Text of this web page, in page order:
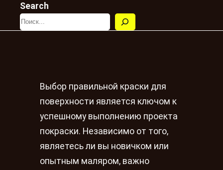
Search
Выбор правильной краски для
поверхности является ключом к
успешному выполнению проекта
покраски. Независимо от того,
являетесь ли вы новичком или
опытным маляром, важно